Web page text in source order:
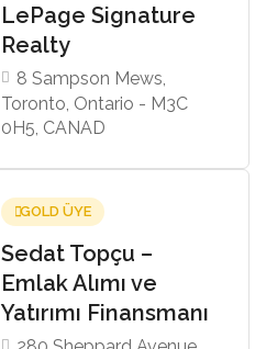
LePage Signature
Realty
8 Sampson Mews,
Toronto, Ontario - M3C
0H5, CANAD
GOLD ÜYE
Sedat Topçu –
Emlak Alımı ve
Yatırımı Finansmanı